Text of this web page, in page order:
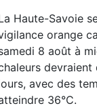
Haute-Savoie
orange
8 août à
devraient
avec des
36°C.